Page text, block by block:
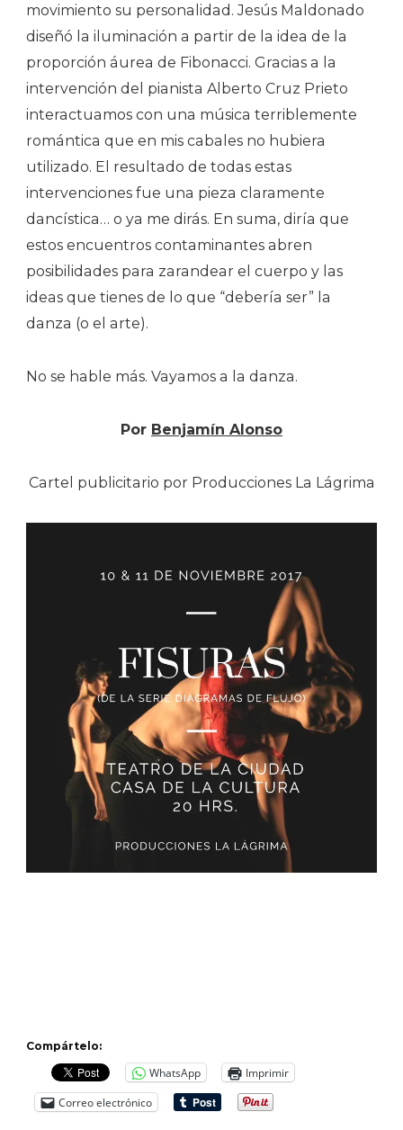
movimiento su personalidad. Jesús Maldonado
diseñó la iluminación a partir de la idea de la
proporción áurea de Fibonacci. Gracias a la
intervención del pianista Alberto Cruz Prieto
interactuamos con una música terriblemente
romántica que en mis cabales no hubiera
utilizado. El resultado de todas estas
intervenciones fue una pieza claramente
dancística… o ya me dirás. En suma, diría que
estos encuentros contaminantes abren
posibilidades para zarandear el cuerpo y las
ideas que tienes de lo que “debería ser” la
danza (o el arte).
No se hable más. Vayamos a la danza.
Por Benjamín Alonso
Cartel publicitario por Producciones La Lágrima
Compártelo:
WhatsApp
Imprimir
Correo electrónico